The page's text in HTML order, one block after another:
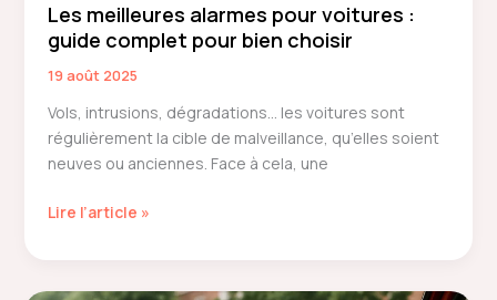
Les meilleures alarmes pour voitures :
guide complet pour bien choisir
19 août 2025
Vols, intrusions, dégradations… les voitures sont
régulièrement la cible de malveillance, qu’elles soient
neuves ou anciennes. Face à cela, une
Les
pour
Lire l’article »